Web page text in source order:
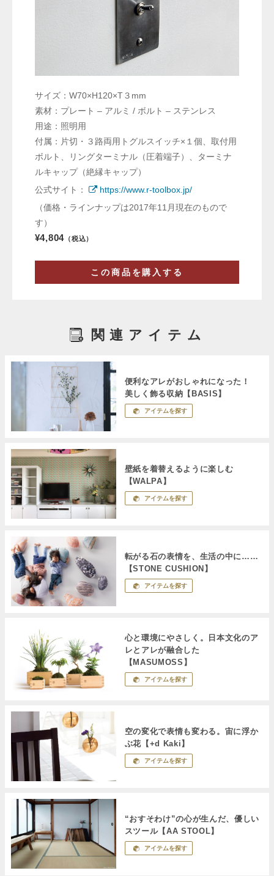
サイズ：W70×H120×T３mm
素材：プレート – アルミ / ボルト – ステンレス
用途：照明用
付属：片切・３路両用トグルスイッチ×１個、取付用
ボルト、リングターミナル（圧着端子）、ターミナ
ルキャップ（絶縁キャップ）
公式サイト：
https://www.r-toolbox.jp/
（価格・ラインナップは2017年11月現在のもので
す）
¥4,804 （税込）
この商品を購入する
関連アイテム
便利なアレがおしゃれになった！
美しく飾る収納【BASIS】
アイテムを探す
壁紙を着替えるように楽しむ
【WALPA】
アイテムを探す
転がる石の表情を、生活の中に……
【STONE CUSHION】
アイテムを探す
心と環境にやさしく。日本文化のア
レとアレが融合した
【MASUMOSS】
アイテムを探す
空の変化で表情も変わる。宙に浮か
ぶ花【+d Kaki】
アイテムを探す
“おすそわけ”の心が生んだ、優しい
スツール【AA STOOL】
アイテムを探す